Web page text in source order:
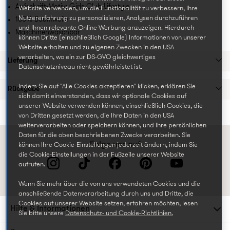
Aufschrift-Motiv: Girls Club Lifestyle
100% Baumwolle
Maschinenwaschbar
Lieferung
Rückgabe
Folge uns auf
Hilfe & Informationen
Website verwenden, um die Funktionalität zu verbessern, Ihre
Nutzererfahrung zu personalisieren, Analysen durchzuführen
und Ihnen relevante Online-Werbung anzuzeigen. Hierdurch
können Dritte (einschließlich Google) Informationen von unserer
Website erhalten und zu eigenen Zwecken in den USA
verarbeiten, wo ein zur DS-GVO gleichwertiges
Datenschutzniveau nicht gewährleistet ist.
Indem Sie auf "Alle Cookies akzeptieren" klicken, erklären Sie
sich damit einverstanden, dass wir optionale Cookies auf
unserer Website verwenden können, einschließlich Cookies, die
von Dritten gesetzt werden, die Ihre Daten in den USA
weiterverarbeiten oder speichern können, und Ihre persönlichen
Daten für die oben beschriebenen Zwecke verarbeiten. Sie
können Ihre Cookie-Einstellungen jederzeit ändern, indem Sie
die Cookie-Einstellungen in der Fußzeile unserer Website
aufrufen.
Wenn Sie mehr über die von uns verwendeten Cookies und die
anschließende Datenverarbeitung durch uns und Dritte, die
Cookies auf unserer Website setzen, erfahren möchten, lesen
Sie bitte unsere Datenschutz- und Cookie-Richtlinien.